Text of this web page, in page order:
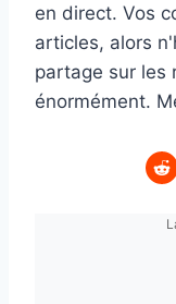
en direct. Vos
articles, alors
partage sur les
énormément.